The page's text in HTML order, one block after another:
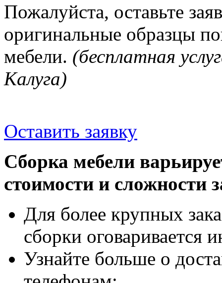
Пожалуйста, оставьте
оригинальные образцы
мебели. (бесплатная
Калуга)
Оставить заявку
Сборка мебели
стоимости и сложности
Для более крупных
сборки оговаривается
Узнайте больше о